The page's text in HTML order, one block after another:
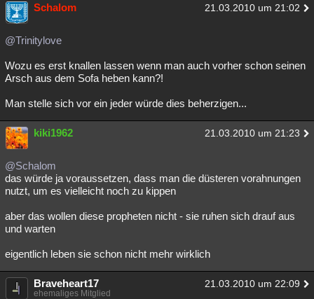
Schalom 21.03.2010 um 21:02
@Trinitylove
Wozu es erst knallen lassen wenn man auch vorher schon seinen
Arsch aus dem Sofa heben kann?!
Man stelle sich vor ein jeder würde dies beherzigen...
kiki1962 21.03.2010 um 21:23
@Schalom
das würde ja voraussetzen, dass man die düsteren vorahnungen
nutzt, um es vielleicht noch zu kippen
aber das wollen diese propheten nicht - sie ruhen sich drauf aus
und warten
eigentlich leben sie schon nicht mehr wirklich
Braveheart17 21.03.2010 um 22:09
ehemaliges Mitglied